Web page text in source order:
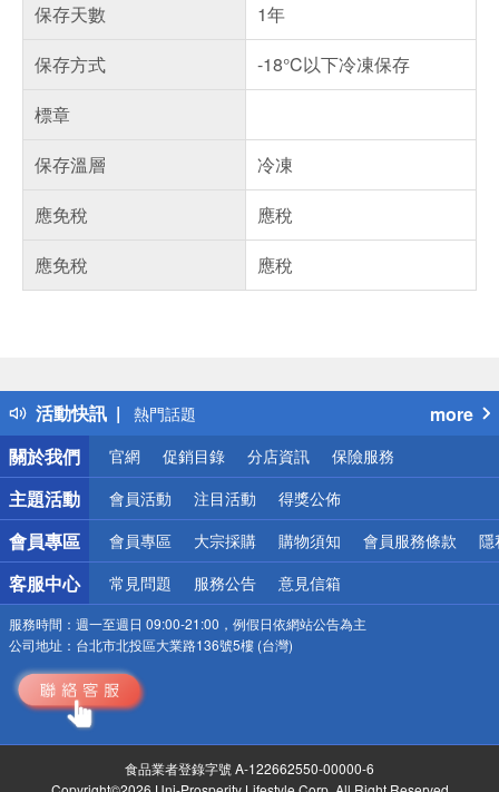
保存天數
1年
保存方式
-18°C以下冷凍保存
標章
保存溫層
冷凍
應免稅
應稅
應免稅
應稅
活動快訊
得獎公告
熱門話題
銀行優惠
偏遠地區配送
詐騙網頁！請小心！
more
關於我們
官網 促銷目錄 分店資訊 保險服務
主題活動 會員活動 注目活動 得獎公佈
會員專區 會員專區 大宗採購 購物須知 會員服務條款 隱
客服中心 常見問題 服務公告 意見信箱
服務時間： 週一至週日 09:00-21:00，例假日依網站公告為主
公司地址： 台北市北投區大業路136號5樓 (台灣)
食品業者登錄字號 A-122662550-00000-6